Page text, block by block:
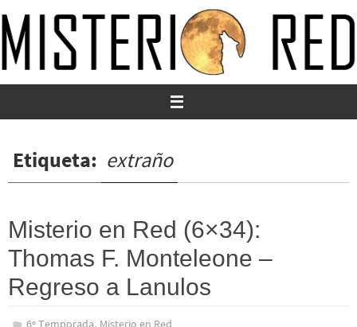
al
contenido
Etiqueta: extraño
Misterio en Red (6×34):
Thomas F. Monteleone –
Regreso a Lanulos
6º Temporada, Misterio en Red